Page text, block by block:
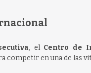
, el Centro de
competir en una de las